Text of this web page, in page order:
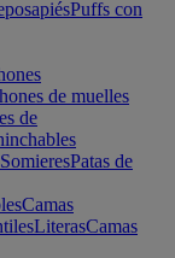
Puffs con
de muelles
de
SomieresPatas de
Camas
LiterasCamas